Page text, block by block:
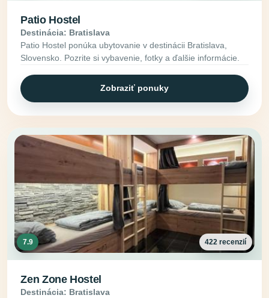
Patio Hostel
Destinácia: Bratislava
Patio Hostel ponúka ubytovanie v destinácii Bratislava,
Slovensko. Pozrite si vybavenie, fotky a ďalšie informácie.
Zobraziť ponuky
7.9 422 recenzií
Zen Zone Hostel
Destinácia: Bratislava